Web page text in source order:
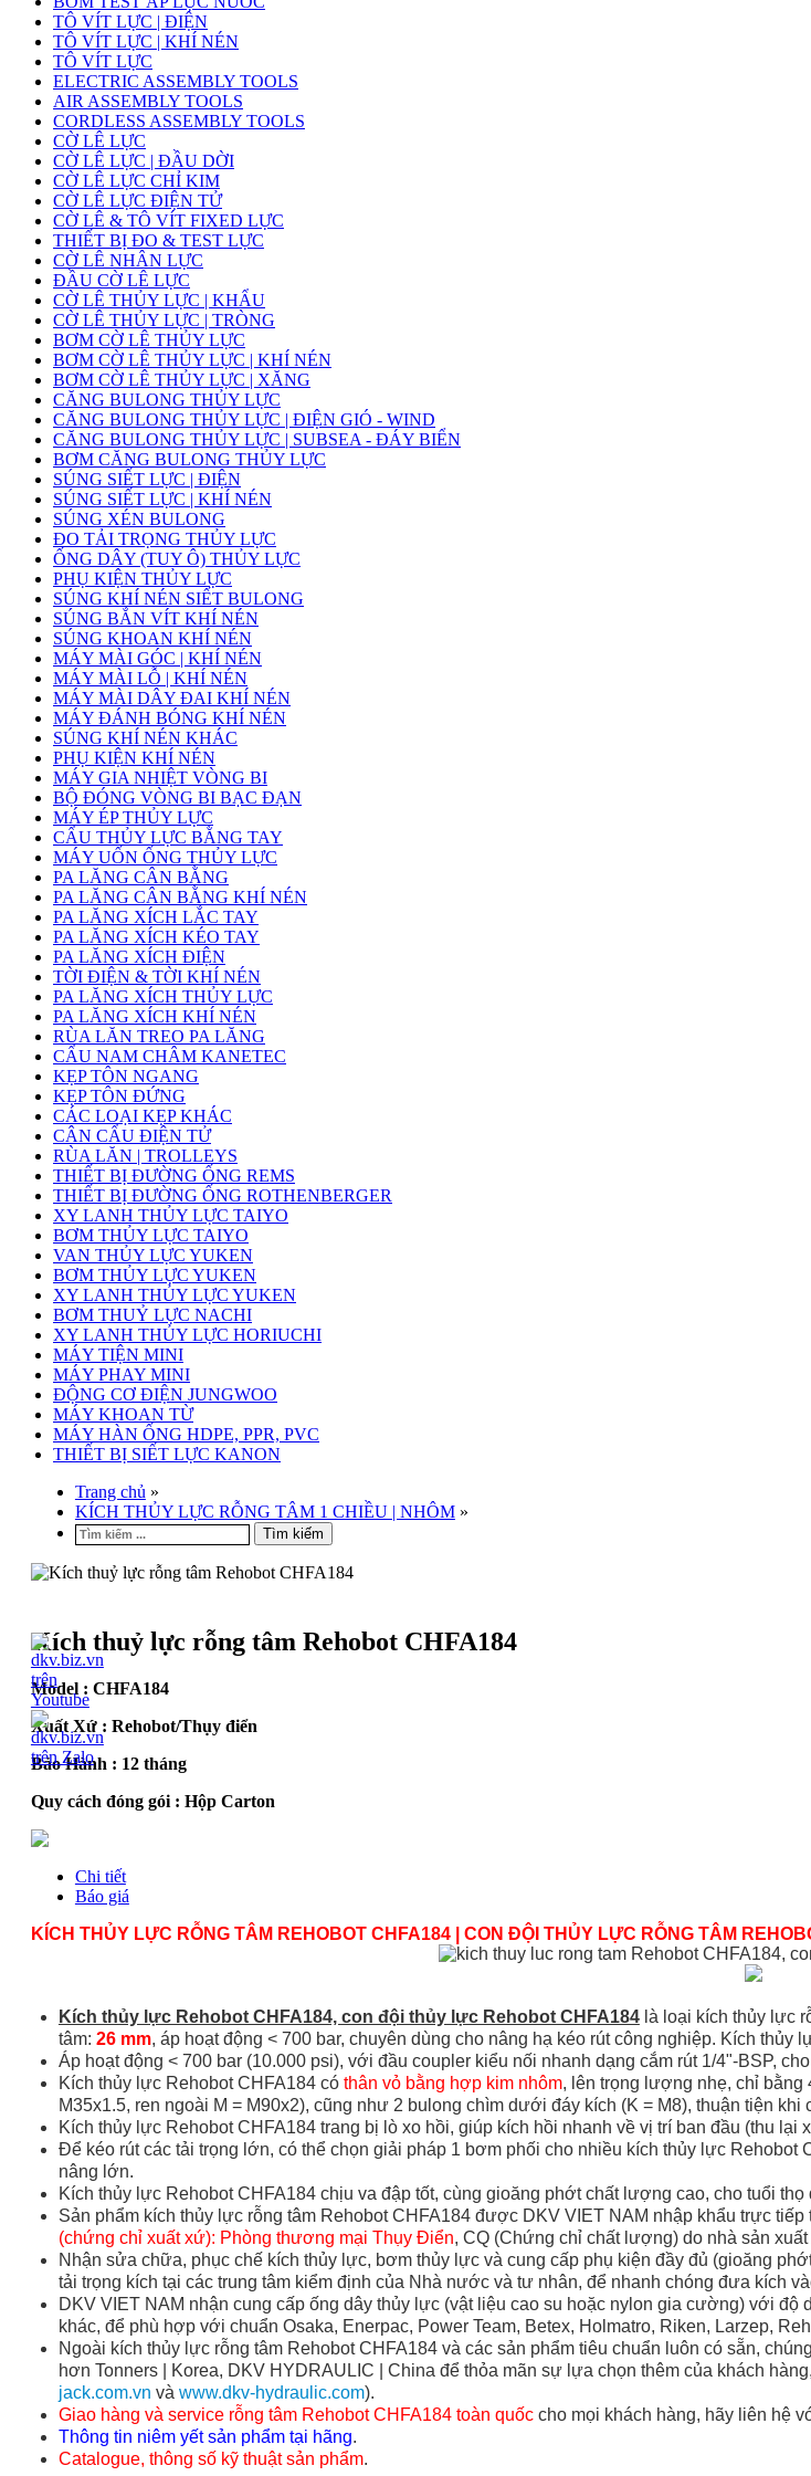
TÔ VÍT LỰC | ĐIỆN
TÔ VÍT LỰC | KHÍ NÉN
TÔ VÍT LỰC
ELECTRIC ASSEMBLY TOOLS
AIR ASSEMBLY TOOLS
CORDLESS ASSEMBLY TOOLS
CỜ LÊ LỰC
CỜ LÊ LỰC | ĐẦU DỜI
CỜ LÊ LỰC CHỈ KIM
CỜ LÊ LỰC ĐIỆN TỬ
CỜ LÊ & TÔ VÍT FIXED LỰC
THIẾT BỊ ĐO & TEST LỰC
CỜ LÊ NHÂN LỰC
ĐẦU CỜ LÊ LỰC
CỜ LÊ THỦY LỰC | KHẨU
CỜ LÊ THỦY LỰC | TRÒNG
BƠM CỜ LÊ THỦY LỰC
BƠM CỜ LÊ THỦY LỰC | KHÍ NÉN
BƠM CỜ LÊ THỦY LỰC | XĂNG
CĂNG BULONG THỦY LỰC
CĂNG BULONG THỦY LỰC | ĐIỆN GIÓ - WIND
CĂNG BULONG THỦY LỰC | SUBSEA - ĐÁY BIỂN
BƠM CĂNG BULONG THỦY LỰC
SÚNG SIẾT LỰC | ĐIỆN
SÚNG SIẾT LỰC | KHÍ NÉN
SÚNG XÉN BULONG
ĐO TẢI TRỌNG THỦY LỰC
ỐNG DÂY (TUY Ô) THỦY LỰC
PHỤ KIỆN THỦY LỰC
SÚNG KHÍ NÉN SIẾT BULONG
SÚNG BẮN VÍT KHÍ NÉN
SÚNG KHOAN KHÍ NÉN
MÁY MÀI GÓC | KHÍ NÉN
MÁY MÀI LỖ | KHÍ NÉN
MÁY MÀI DÂY ĐAI KHÍ NÉN
MÁY ĐÁNH BÓNG KHÍ NÉN
SÚNG KHÍ NÉN KHÁC
PHỤ KIỆN KHÍ NÉN
MÁY GIA NHIỆT VÒNG BI
BỘ ĐÓNG VÒNG BI BẠC ĐẠN
MÁY ÉP THỦY LỰC
CẨU THỦY LỰC BẰNG TAY
MÁY UỐN ỐNG THỦY LỰC
PA LĂNG CÂN BẰNG
PA LĂNG CÂN BẰNG KHÍ NÉN
PA LĂNG XÍCH LẮC TAY
PA LĂNG XÍCH KÉO TAY
PA LĂNG XÍCH ĐIỆN
TỜI ĐIỆN & TỜI KHÍ NÉN
PA LĂNG XÍCH THỦY LỰC
PA LĂNG XÍCH KHÍ NÉN
RÙA LĂN TREO PA LĂNG
CẨU NAM CHÂM KANETEC
KẸP TÔN NGANG
KẸP TÔN ĐỨNG
CÁC LOẠI KẸP KHÁC
CÂN CẨU ĐIỆN TỬ
RÙA LĂN | TROLLEYS
THIẾT BỊ ĐƯỜNG ỐNG REMS
THIẾT BỊ ĐƯỜNG ỐNG ROTHENBERGER
XY LANH THỦY LỰC TAIYO
BƠM THỦY LỰC TAIYO
VAN THỦY LỰC YUKEN
BƠM THỦY LỰC YUKEN
XY LANH THỦY LỰC YUKEN
BƠM THUỶ LỰC NACHI
XY LANH THỦY LỰC HORIUCHI
MÁY TIỆN MINI
MÁY PHAY MINI
ĐỘNG CƠ ĐIỆN JUNGWOO
MÁY KHOAN TỪ
MÁY HÀN ỐNG HDPE, PPR, PVC
THIẾT BỊ SIẾT LỰC KANON
Trang chủ »
KÍCH THỦY LỰC RỖNG TÂM 1 CHIỀU | NHÔM »
Tìm kiếm
Kích thuỷ lực rỗng tâm Rehobot CHFA184
Model : CHFA184
Xuất Xứ : Rehobot/Thụy điển
Bảo Hành : 12 tháng
Quy cách đóng gói : Hộp Carton
Chi tiết
Báo giá
KÍCH THỦY LỰC RỖNG TÂM REHOBOT CHFA184 | CON ĐỘI THỦY LỰC RỖNG TÂM
Kích thủy lực Rehobot CHFA184, con đội thủy lực Rehobot CHFA184là loại kích thủy lực
tâm: 26 mm, áp hoạt động < 700 bar, chuyên dùng cho nâng hạ kéo rút công nghiệp. Kích thủy
Áp hoạt động < 700 bar (10.000 psi), với đầu coupler kiểu nối nhanh dạng cắm rút 1/4"-BSP,
Kích thủy lực Rehobot CHFA184 có thân vỏ bằng hợp kim nhôm, lên trọng lượng nhẹ, chỉ bằng
M35x1.5, ren ngoài M = M90x2), cũng như 2 bulong chìm dưới đáy kích (K = M8), thuận tiện khi
Kích thủy lực Rehobot CHFA184 trang bị lò xo hồi, giúp kích hồi nhanh về vị trí ban đầu (thu
Để kéo rút các tải trọng lớn, có thể chọn giải pháp 1 bơm phối cho nhiều kích thủy lực
nâng lớn.
Kích thủy lực Rehobot CHFA184 chịu va đập tốt, cùng gioăng phớt chất lượng cao, cho tuổi thọ
Sản phẩm kích thủy lực rỗng tâm Rehobot CHFA184 được DKV VIET NAM nhập khẩu trực
(chứng chỉ xuất xứ): Phòng thương mại Thụy Điển, CQ (Chứng chỉ chất lượng) do nhà sản
Nhận sửa chữa, phục chế kích thủy lực, bơm thủy lực và cung cấp phụ kiện đầy đủ (gioăng
tải trọng kích tại các trung tâm kiểm định của Nhà nước và tư nhân, để nhanh chóng đưa kích
DKV VIET NAM nhận cung cấp ống dây thủy lực (vật liệu cao su hoặc nylon gia cường) với độ
khác, để phù hợp với chuẩn Osaka, Enerpac, Power Team, Betex, Holmatro, Riken, Larzep,
Ngoài kích thủy lực rỗng tâm Rehobot CHFA184 và các sản phẩm tiêu chuẩn luôn có sẵn,
hơn Tonners | Korea, DKV HYDRAULIC | China để thỏa mãn sự lựa chọn thêm của khách
jack.com.vn và www.dkv-hydraulic.com).
Giao hàng và service rỗng tâm Rehobot CHFA184 toàn quốccho mọi khách hàng, hãy liên hệ
Thông tin niêm yết sản phẩm tại hãng.
Catalogue, thông số kỹ thuật sản phẩm.